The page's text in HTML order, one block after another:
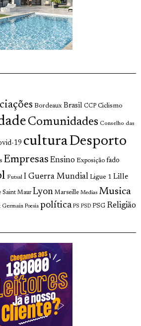
Bordeaux Brasil CCP Ciclismo
Comunidades Conselho das
19 culturaDesporto
Empresas Ensino Exposição fado
Futsal I Guerra Mundial Ligue 1 Lille
Saint Maur Lyon Marseille Medias Musica
Germain Poesia política PS PSD PSG Religião